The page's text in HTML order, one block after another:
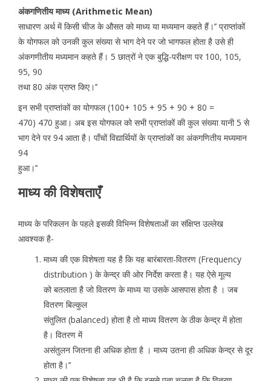
अंकगणितीय माध्य (Arithmetic Mean)
साधारण अर्थ में किसी चीज के औसत को माध्य या मध्यमान कहते हैं।’’ प्राप्तांकों
के योगफल को उनकी कुल संख्या से भाग देने पर जो भागफल होता है उसे ही
अंकगणीतीय मध्यमान कहते हैं। 5 छात्रों ने एक बुद्धि-परीक्षण पर 100, 105,
95, 90
तथा 80 अंक प्राप्त किए।’’
इन सभी प्राप्तांकों का योगफल (100+ 105 + 95 + 90 + 80 =
470) 470 हुआ। अब इस योगफल को सभी प्राप्तांकों की कुल संख्या यानी 5 से
भाग देने पर 94 आता है। पाँचों विद्यार्थियों के प्राप्तांकों का अंकगणितीय मध्यमान
94
हुआ।’’
माध्य की विशेषताएँ
माध्य के परिकलन के पहले इसकी विभिन्न विशेषताओं का संक्षिप्त उल्लेख
आवश्यक है-
माध्य की एक विशेषता यह है कि यह बारंबारता-वितरण (Frequency
distribution ) के केन्द्र की ओर निर्देश करता है। यह ऐसे मूल्य
को बतलाता है जो वितरण के माध्य या उसके आसपास होता है । जब
वितरण बिल्कुल
संतुलित (balanced) होता है तो माध्य वितरण के ठीक केन्द्र में होता
है। वितरण में
असंतुलन जितना ही अधिक होता है । माध्य उतना ही अधिक केन्द्र से दूर
होता है।’’